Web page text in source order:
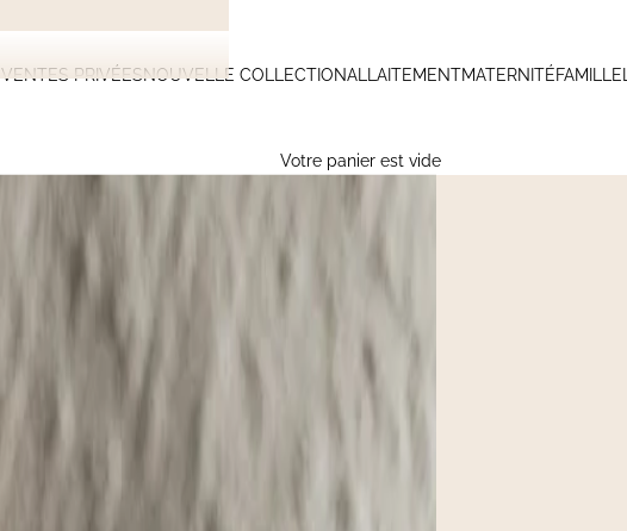
VENTES PRIVÉESNOUVELLE COLLECTIONALLAITEMENTMATERNITÉFAMILLE
Votre panier est vide